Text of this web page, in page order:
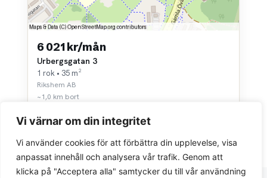
Vi värnar om din integritet
Vi använder cookies för att förbättra din upplevelse, visa
anpassat innehåll och analysera vår trafik. Genom att
klicka på "Acceptera alla" samtycker du till vår användning
6 021 kr/mån
Urbergsgatan 3
1 rok • 35 m²
Rikshem AB
~1,0 km bort